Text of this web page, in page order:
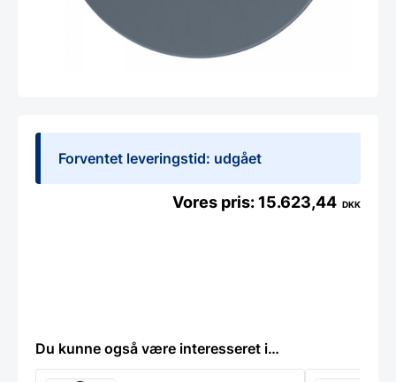
Forventet leveringstid: udgået
15.623,44 DKK
Du kunne også være interesseret i…